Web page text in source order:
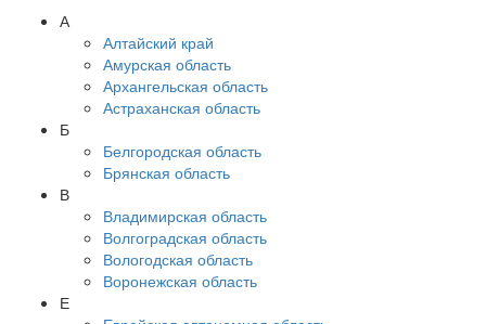
А
Алтайский край
Амурская область
Архангельская область
Астраханская область
Б
Белгородская область
Брянская область
В
Владимирская область
Волгоградская область
Вологодская область
Воронежская область
Е